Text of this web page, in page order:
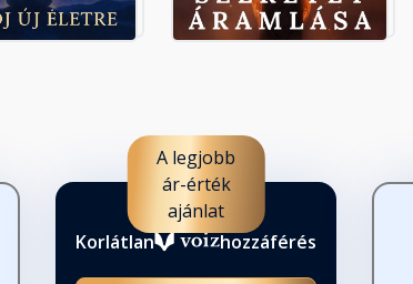
A legjobb
ár-érték
ajánlat
Korlátlan
hozzáférés